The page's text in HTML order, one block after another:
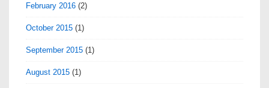
February 2016 (2)
October 2015 (1)
September 2015 (1)
August 2015 (1)